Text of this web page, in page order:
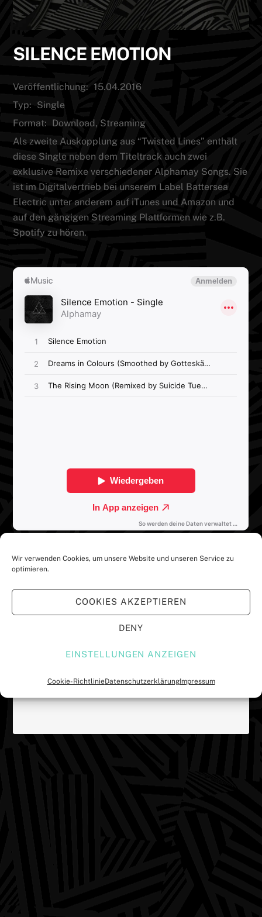
Wir verwenden Cookies, um unsere Website und unseren Service zu
optimieren.
COOKIES AKZEPTIEREN
DENY
EINSTELLUNGEN ANZEIGEN
Cookie-RichtlinieDatenschutzerklärungImpressum
SILENCE EMOTION
Veröffentlichung: 15.04.2016
Typ: Single
Format: Download, Streaming
Als zweite Auskopplung aus “Twisted Lines” enthält
diese Single neben dem Titeltrack auch zwei
exklusive Remixe verschiedener Alphamay Songs. Sie
ist im Digitalvertrieb bei unserem Label Battersea
Electric unter anderem auf iTunes und Amazon und
auf den gängigen Streaming Plattformen wie z.B.
Spotify zu hören.
akzeptieren und diesen Inhalt zu